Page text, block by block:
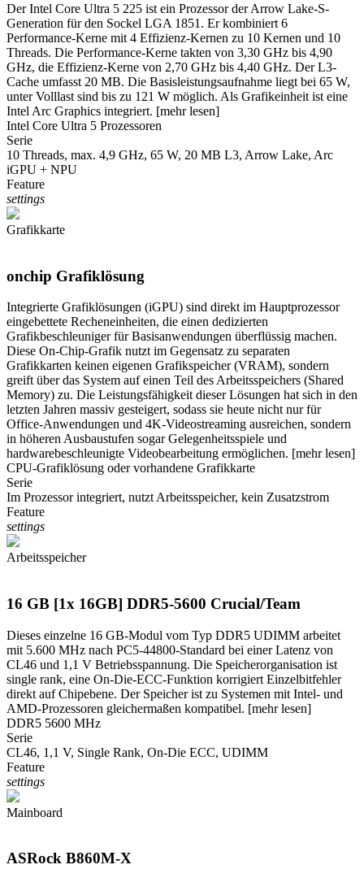
Der Intel Core Ultra 5 225 ist ein Prozessor der Arrow Lake-S-
Generation für den Sockel LGA 1851. Er kombiniert 6
Performance-Kerne mit 4 Effizienz-Kernen zu 10 Kernen und 10
Threads. Die Performance-Kerne takten von 3,30 GHz bis 4,90
GHz, die Effizienz-Kerne von 2,70 GHz bis 4,40 GHz. Der L3-
Cache umfasst 20 MB. Die Basisleistungsaufnahme liegt bei 65 W,
unter Volllast sind bis zu 121 W möglich. Als Grafikeinheit ist eine
Intel Arc Graphics integriert. [mehr lesen]
Intel Core Ultra 5 Prozessoren
Serie
10 Threads, max. 4,9 GHz, 65 W, 20 MB L3, Arrow Lake, Arc
iGPU + NPU
Feature
settings
Grafikkarte
onchip Grafiklösung
Integrierte Grafiklösungen (iGPU) sind direkt im Hauptprozessor
eingebettete Recheneinheiten, die einen dedizierten
Grafikbeschleuniger für Basisanwendungen überflüssig machen.
Diese On-Chip-Grafik nutzt im Gegensatz zu separaten
Grafikkarten keinen eigenen Grafikspeicher (VRAM), sondern
greift über das System auf einen Teil des Arbeitsspeichers (Shared
Memory) zu. Die Leistungsfähigkeit dieser Lösungen hat sich in den
letzten Jahren massiv gesteigert, sodass sie heute nicht nur für
Office-Anwendungen und 4K-Videostreaming ausreichen, sondern
in höheren Ausbaustufen sogar Gelegenheitsspiele und
hardwarebeschleunigte Videobearbeitung ermöglichen. [mehr lesen]
CPU-Grafiklösung oder vorhandene Grafikkarte
Serie
Im Prozessor integriert, nutzt Arbeitsspeicher, kein Zusatzstrom
Feature
settings
Arbeitsspeicher
16 GB [1x 16GB] DDR5-5600 Crucial/Team
Dieses einzelne 16 GB-Modul vom Typ DDR5 UDIMM arbeitet
mit 5.600 MHz nach PC5-44800-Standard bei einer Latenz von
CL46 und 1,1 V Betriebsspannung. Die Speicherorganisation ist
single rank, eine On-Die-ECC-Funktion korrigiert Einzelbitfehler
direkt auf Chipebene. Der Speicher ist zu Systemen mit Intel- und
AMD-Prozessoren gleichermaßen kompatibel. [mehr lesen]
DDR5 5600 MHz
Serie
CL46, 1,1 V, Single Rank, On-Die ECC, UDIMM
Feature
settings
Mainboard
ASRock B860M-X